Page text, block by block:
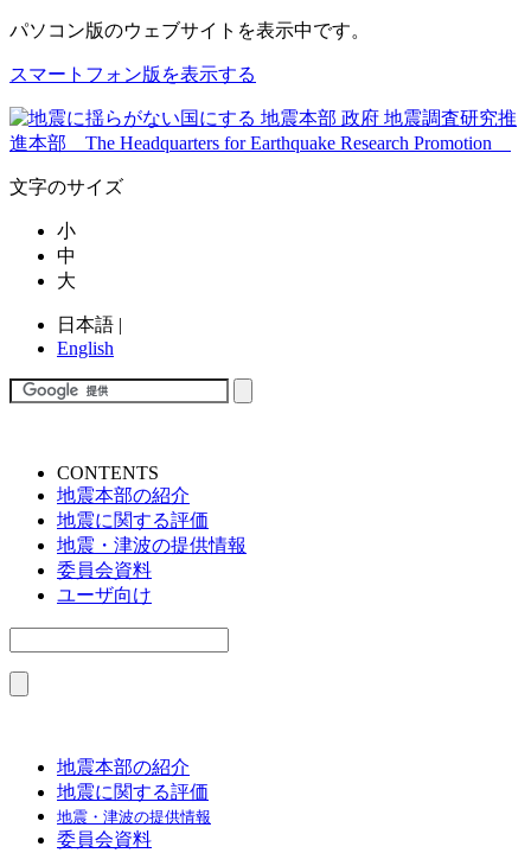
パソコン版のウェブサイトを表示中です。
スマートフォン版を表示する
文字のサイズ
小
中
大
日本語 |
English
CONTENTS
地震本部の紹介
地震に関する評価
地震・津波の提供情報
委員会資料
ユーザ向け
地震本部の紹介
地震に関する評価
地震・津波の提供情報
委員会資料